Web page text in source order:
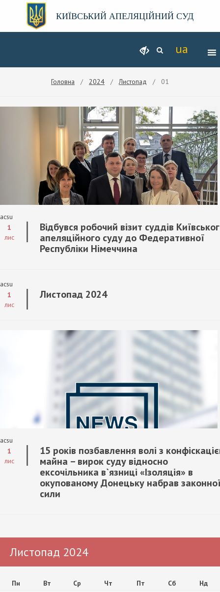
КИЇВСЬКИЙ АПЕЛЯЦІЙНИЙ СУД
Головна / 2024 /Листопад / 01
acsu
1
лис
Відбувся робочий візит суддів
апеляційного суду до Федеративної
Республіки Німеччина
acsu
1
лис
Листопад 2024
acsu
1
лис
15 років позбавлення волі з
майна – вирок суду відносно
ексочільника в`язниці «Ізоляція» в
окупованому Донецьку набрав
сили
Листопад 2024
Пн Вт Ср Чт Пт Сб Нд